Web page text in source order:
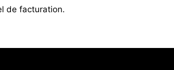
de facturation.